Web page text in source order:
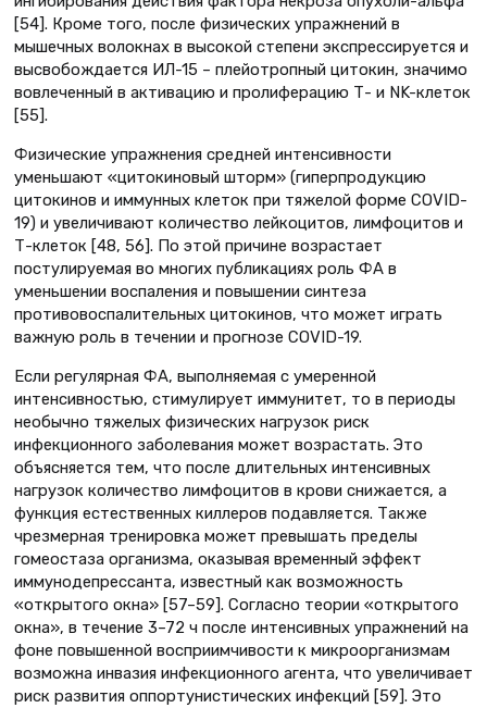
[54]. Кроме того, после физических упражнений в
мышечных волокнах в высокой степени экспрессируется и
высвобождается ИЛ-15 – плейотропный цитокин, значимо
вовлеченный в активацию и пролиферацию Т- и NK-клеток
[55].
Физические упражнения средней интенсивности
уменьшают «цитокиновый шторм» (гиперпродукцию
цитокинов и иммунных клеток при тяжелой форме COVID-
19) и увеличивают количество лейкоцитов, лимфоцитов и
Т-клеток [48, 56]. По этой причине возрастает
постулируемая во многих публикациях роль ФА в
уменьшении воспаления и повышении синтеза
противовоспалительных цитокинов, что может играть
важную роль в течении и прогнозе COVID-19.
Если регулярная ФА, выполняемая с умеренной
интенсивностью, стимулирует иммунитет, то в периоды
необычно тяжелых физических нагрузок риск
инфекционного заболевания может возрастать. Это
объясняется тем, что после длительных интенсивных
нагрузок количество лимфоцитов в крови снижается, а
функция естественных киллеров подавляется. Также
чрезмерная тренировка может превышать пределы
гомеостаза организма, оказывая временный эффект
иммунодепрессанта, известный как возможность
«открытого окна» [57–59]. Согласно теории «открытого
окна», в течение 3–72 ч после интенсивных упражнений на
фоне повышенной восприимчивости к микроорганизмам
возможна инвазия инфекционного агента, что увеличивает
риск развития оппортунистических инфекций [59]. Это